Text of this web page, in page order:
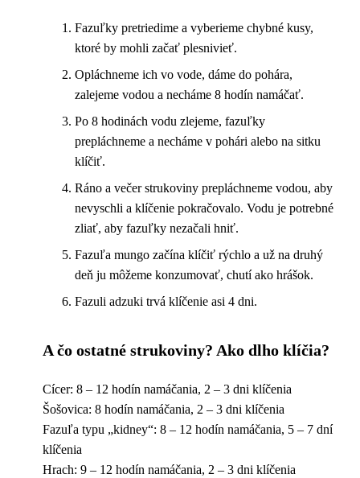
Fazuľky pretriedime a vyberieme chybné kusy,
ktoré by mohli začať plesnivieť.
Opláchneme ich vo vode, dáme do pohára,
zalejeme vodou a necháme 8 hodín namáčať.
Po 8 hodinách vodu zlejeme, fazuľky
prepláchneme a necháme v pohári alebo na sitku
klíčiť.
Ráno a večer strukoviny prepláchneme vodou, aby
nevyschli a klíčenie pokračovalo. Vodu je potrebné
zliať, aby fazuľky nezačali hniť.
Fazuľa mungo začína klíčiť rýchlo a už na druhý
deň ju môžeme konzumovať, chutí ako hrášok.
Fazuli adzuki trvá klíčenie asi 4 dni.
A čo ostatné strukoviny? Ako dlho klíčia?
Cícer: 8 – 12 hodín namáčania, 2 – 3 dni klíčenia
Šošovica: 8 hodín namáčania, 2 – 3 dni klíčenia
Fazuľa typu „kidney“: 8 – 12 hodín namáčania, 5 – 7 dní
klíčenia
Hrach: 9 – 12 hodín namáčania, 2 – 3 dni klíčenia